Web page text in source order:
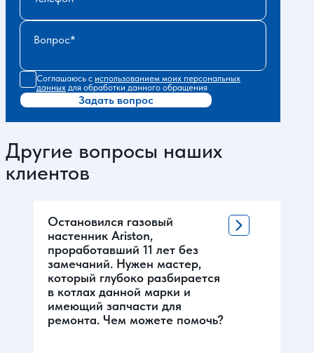
Вопрос
Соглашаюсь с использованием моих персональных
данных для обработки данного обращения
Задать вопрос
Другие вопросы наших
клиентов
Остановился газовый
настенник Ariston,
проработавший 11 лет без
замечаний. Нужен мастер,
который глубоко разбирается
в котлах данной марки и
имеющий запчасти для
ремонта. Чем можете помочь?